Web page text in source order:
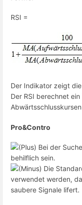
RSI =
Der Indikator zeigt
Der RSI berechnet
Pro&Contro
Bei der
behilflich sein.
Die
verwendet werden,
saubere Signale lifert.